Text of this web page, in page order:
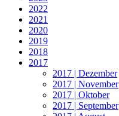
2022
2021
2020
2019
2018
2017
2017 | Dezember
2017 | November
2017 | Oktober
2017 | September